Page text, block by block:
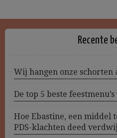
Recente
Wij hangen onze schorten
De top 5 beste
Hoe Ebastine, een middel
PDS-klachten deed